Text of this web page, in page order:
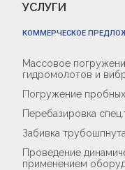
УСЛУГИ
КОММЕРЧЕСКОЕ
Массовое
гидромолотов и
Погружение
Перебазировка
Забивка трубошпнута
Проведение
применением